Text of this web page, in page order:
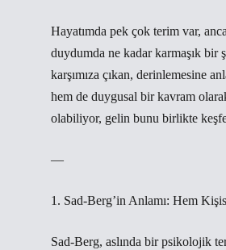
Hayatımda pek çok terim var,
duydumda ne kadar karmaşık bir
karşımıza çıkan, derinlemesine
hem de duygusal bir kavram
olabiliyor, gelin bunu birlikte
—
1. Sad-Berg’in Anlamı: Hem
Sad-Berg, aslında bir psikolojik